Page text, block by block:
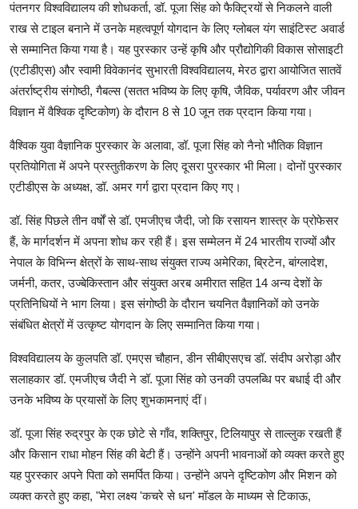
पंतनगर विश्वविद्यालय की शोधकर्ता, डॉ. पूजा सिंह को फैक्ट्रियों से निकलने वाली
राख से टाइल बनाने में उनके महत्वपूर्ण योगदान के लिए ग्लोबल यंग साइंटिस्ट अवार्ड
से सम्मानित किया गया है। यह पुरस्कार उन्हें कृषि और प्रौद्योगिकी विकास सोसाइटी
(एटीडीएस) और स्वामी विवेकानंद सुभारती विश्वविद्यालय, मेरठ द्वारा आयोजित सातवें
अंतर्राष्ट्रीय संगोष्ठी, गैबल्स (सतत भविष्य के लिए कृषि, जैविक, पर्यावरण और जीवन
विज्ञान में वैश्विक दृष्टिकोण) के दौरान 8 से 10 जून तक प्रदान किया गया।
वैश्विक युवा वैज्ञानिक पुरस्कार के अलावा, डॉ. पूजा सिंह को नैनो भौतिक विज्ञान
प्रतियोगिता में अपने प्रस्तुतीकरण के लिए दूसरा पुरस्कार भी मिला। दोनों पुरस्कार
एटीडीएस के अध्यक्ष, डॉ. अमर गर्ग द्वारा प्रदान किए गए।
डॉ. सिंह पिछले तीन वर्षों से डॉ. एमजीएच जैदी, जो कि रसायन शास्त्र के प्रोफेसर
हैं, के मार्गदर्शन में अपना शोध कर रही हैं। इस सम्मेलन में 24 भारतीय राज्यों और
नेपाल के विभिन्न क्षेत्रों के साथ-साथ संयुक्त राज्य अमेरिका, ब्रिटेन, बांग्लादेश,
जर्मनी, कतर, उज्बेकिस्तान और संयुक्त अरब अमीरात सहित 14 अन्य देशों के
प्रतिनिधियों ने भाग लिया। इस संगोष्ठी के दौरान चयनित वैज्ञानिकों को उनके
संबंधित क्षेत्रों में उत्कृष्ट योगदान के लिए सम्मानित किया गया।
विश्वविद्यालय के कुलपति डॉ. एमएस चौहान, डीन सीबीएसएच डॉ. संदीप अरोड़ा और
सलाहकार डॉ. एमजीएच जैदी ने डॉ. पूजा सिंह को उनकी उपलब्धि पर बधाई दी और
उनके भविष्य के प्रयासों के लिए शुभकामनाएं दीं।
डॉ. पूजा सिंह रुद्रपुर के एक छोटे से गाँव, शक्तिपुर, टिलियापुर से ताल्लुक रखती हैं
और किसान राधा मोहन सिंह की बेटी हैं। उन्होंने अपनी भावनाओं को व्यक्त करते हुए
यह पुरस्कार अपने पिता को समर्पित किया। उन्होंने अपने दृष्टिकोण और मिशन को
व्यक्त करते हुए कहा, "मेरा लक्ष्य 'कचरे से धन' मॉडल के माध्यम से टिकाऊ,